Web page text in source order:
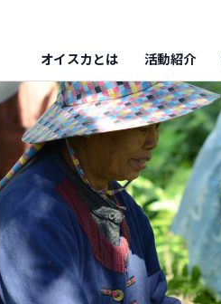
オイスカとは 活動紹介